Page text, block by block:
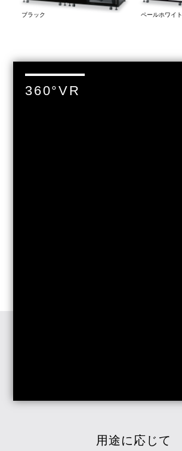
ブラック ペールホワイト
360°VR
用途に応じて